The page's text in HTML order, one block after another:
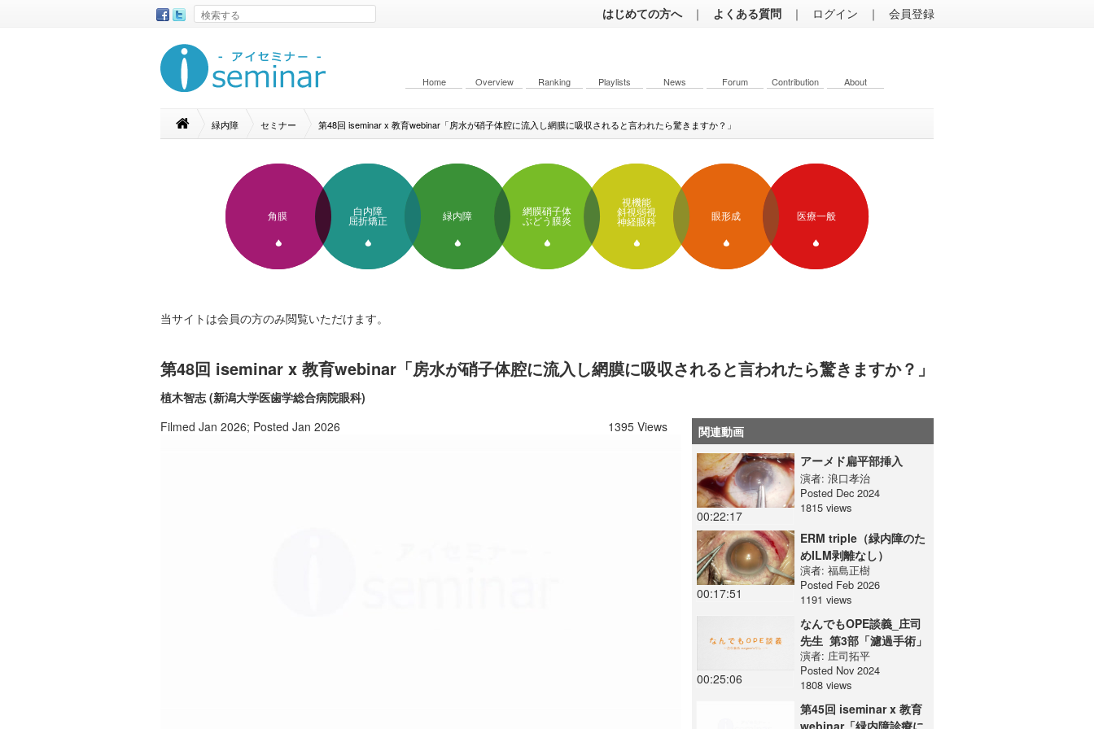
はじめての方へ ｜ よくある質問 ｜ ログイン ｜ 会員登録
Home Overview Ranking Playlists News Forum Contribution About
緑内障 セミナー 第48回 iseminar x 教育webinar「房水が硝子体腔に流入し網膜に吸収されると言われたら驚きますか？」
角膜
白内障
屈折矯正
緑内障
網膜硝子体
ぶどう膜炎
視機能
斜視弱視
神経眼科
眼形成 医療一般
当サイトは会員の方のみ閲覧いただけます。
第48回 iseminar x 教育webinar「房水が硝子体腔に流入し網膜に吸収されると言われたら驚きますか？」
植木智志 (新潟大学医歯学総合病院眼科)
Filmed Jan 2026; Posted Jan 2026
1395 Views 関連動画
00:22:17
アーメド扁平部挿入
演者:浪口孝治
Posted Dec 2024
1815 views
00:17:51
ERM triple（緑内障のた
めILM剥離なし）
演者:福島正樹
Posted Feb 2026
1191 views
00:25:06
なんでもOPE談義_庄司
先生_第3部「濾過手術」
演者: 庄司拓平
Posted Nov 2024
1808 views
第45回 iseminar x 教育
webinar「緑内障診療に